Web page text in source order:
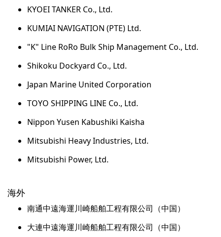
KYOEI TANKER Co., Ltd.
KUMIAI NAVIGATION (PTE) Ltd.
"K" Line RoRo Bulk Ship Management Co., Ltd.
Shikoku Dockyard Co., Ltd.
Japan Marine United Corporation
TOYO SHIPPING LINE Co., Ltd.
Nippon Yusen Kabushiki Kaisha
Mitsubishi Heavy Industries, Ltd.
Mitsubishi Power, Ltd.
海外
南通中遠海運川崎船舶工程有限公司（中国）
大連中遠海運川崎船舶工程有限公司（中国）